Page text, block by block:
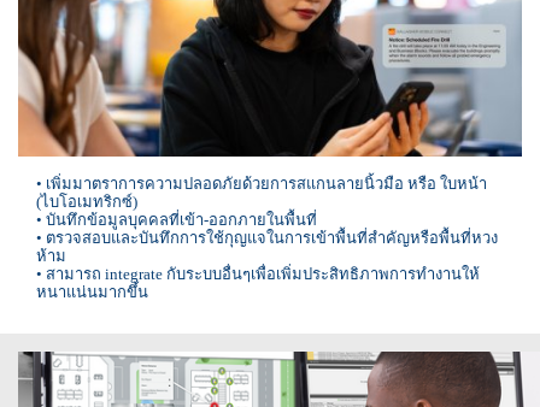
• เพิ่มมาตราการความปลอดภัยด้วยการสแกนลายนิ้วมือ หรือ ใบหน้า
(ไบโอเมทริกซ์)
• บันทึกข้อมูลบุคคลที่เข้า-ออกภายในพื้นที่
• ตรวจสอบและบันทึกการใช้กุญแจในการเข้าพื้นที่สำคัญหรือพื้นที่หวง
ห้าม
• สามารถ integrate กับระบบอื่นๆเพื่อเพิ่มประสิทธิภาพการทำงานให้
หนาแน่นมากขึ้น